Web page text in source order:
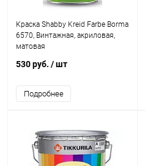
Краска Shabby Kreid Farbe Borma
6570, Винтажная, акриловая,
матовая
530 руб. / шт
Подробнее